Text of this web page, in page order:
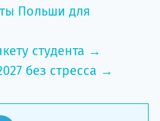
Польши для
студента →
без стресса →